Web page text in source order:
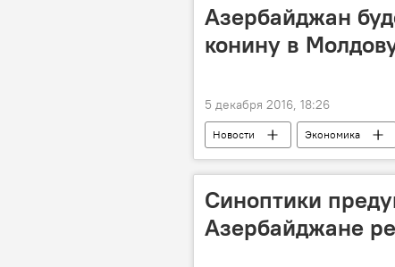
Азербайджан
конину в
5 декабря 2016, 18:26
Новости Экономика
Государственная ветеринарная
Синоптики
Азербайджане